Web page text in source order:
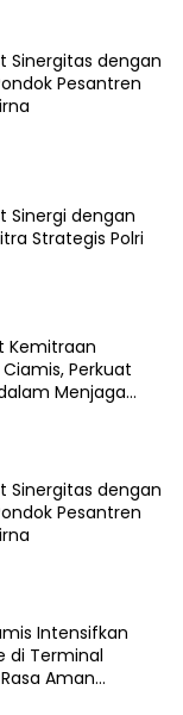
Sinergitas dengan
Pesantren
Sinergi dengan
Strategis Polri
Kemitraan
Perkuat
Menjaga
Sinergitas dengan
Pesantren
Intensifkan
di Terminal
Aman